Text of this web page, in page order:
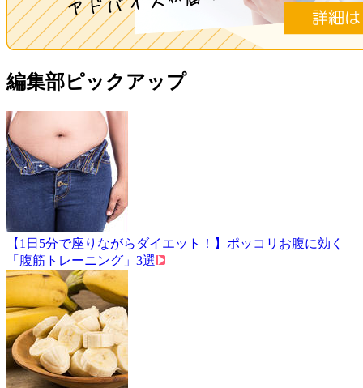
編集部ピックアップ
【1日5分で座りながらダイエット！】ポッコリお腹に効く
「腹筋トレーニング」3選